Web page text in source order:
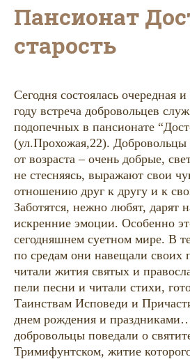
Пансионат
старость
Сегодня состоялась очередная
году встреча добровольцев
подопечных в пансионате
(ул.Прохожая,22). Добровольцы
от возраста – очень добрые,
не стесняясь, выражают свои
отношению друг к другу и к
Заботятся, нежно любят, дарят
искренние эмоции. Особенно
сегодняшнем суетном мире. В
по средам они навещали своих
читали жития святых и
пели песни и читали стихи,
Таинствам Исповеди и
днем рождения и
добровольцы поведали о
Тримифунтском, житие